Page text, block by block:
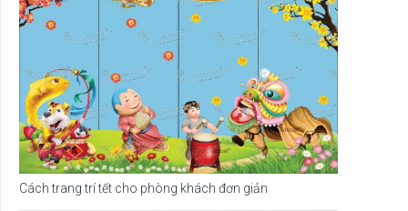
Cách trang trí tết cho phòng khách đơn giản